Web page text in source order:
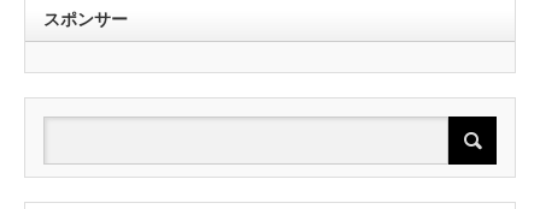
スポンサー